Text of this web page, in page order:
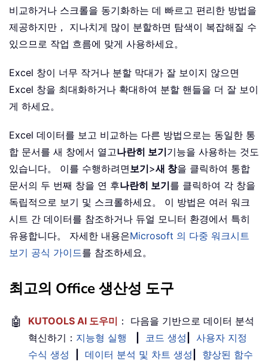
비교하거나 스크롤을 동기화하는 데 빠르고 편리한 방법을
제공하지만， 지나치게 많이 분할하면 탐색이 복잡해질 수
있으므로 작업 흐름에 맞게 사용하세요。
Excel 창이 너무 작거나 분할 막대가 잘 보이지 않으면
Excel 창을 최대화하거나 확대하여 분할 핸들을 더 잘 보이
게 하세요。
Excel 데이터를 보고 비교하는 다른 방법으로는 동일한 통
합 문서를 새 창에서 열고나란히 보기기능을 사용하는 것도
있습니다。 이를 수행하려면보기>새 창을 클릭하여 통합
문서의 두 번째 창을 연 후나란히 보기를 클릭하여 각 창을
독립적으로 보기 및 스크롤하세요。 이 방법은 여러 워크
시트 간 데이터를 참조하거나 듀얼 모니터 환경에서 특히
유용합니다。 자세한 내용은Microsoft 의 다중 워크시트
보기 공식 가이드를 참조하세요。
최고의 Office 생산성 도구
🤖 KUTOOLS AI 도우미 ： 다음을 기반으로 데이터 분석
혁신하기： 지능형 실행 코드 생성
사용자 지정
수식 생성
데이터 분석 및 차트 생성
향상된 함수